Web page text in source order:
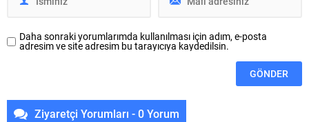
Daha sonraki yorumlarımda kullanılması için adım, e-posta
adresim ve site adresim bu tarayıcıya kaydedilsin.
Ziyaretçi Yorumları - 0 Yorum